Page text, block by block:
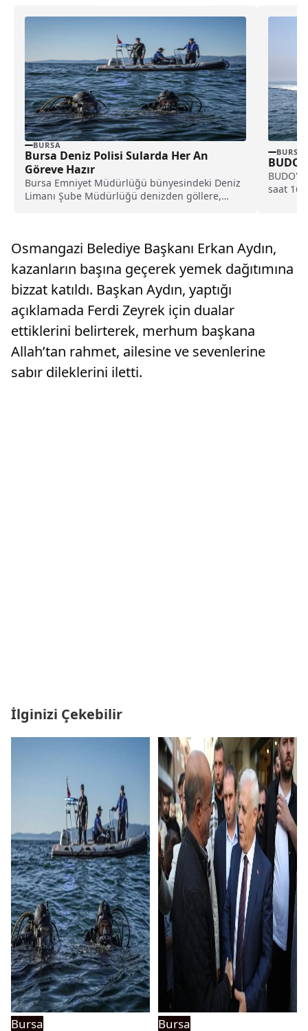
BURSA
Bursa Deniz Polisi Sularda Her An
Göreve Hazır
Bursa Emniyet Müdürlüğü bünyesindeki Deniz
Limanı Şube Müdürlüğü denizden göllere,
BURSA
saat
Osmangazi Belediye Başkanı Erkan Aydın,
kazanların başına geçerek yemek dağıtımına
bizzat katıldı. Başkan Aydın, yaptığı
açıklamada Ferdi Zeyrek için dualar
ettiklerini belirterek, merhum başkana
Allah’tan rahmet, ailesine ve sevenlerine
sabır dileklerini iletti.
İlginizi Çekebilir
Bursa Bursa